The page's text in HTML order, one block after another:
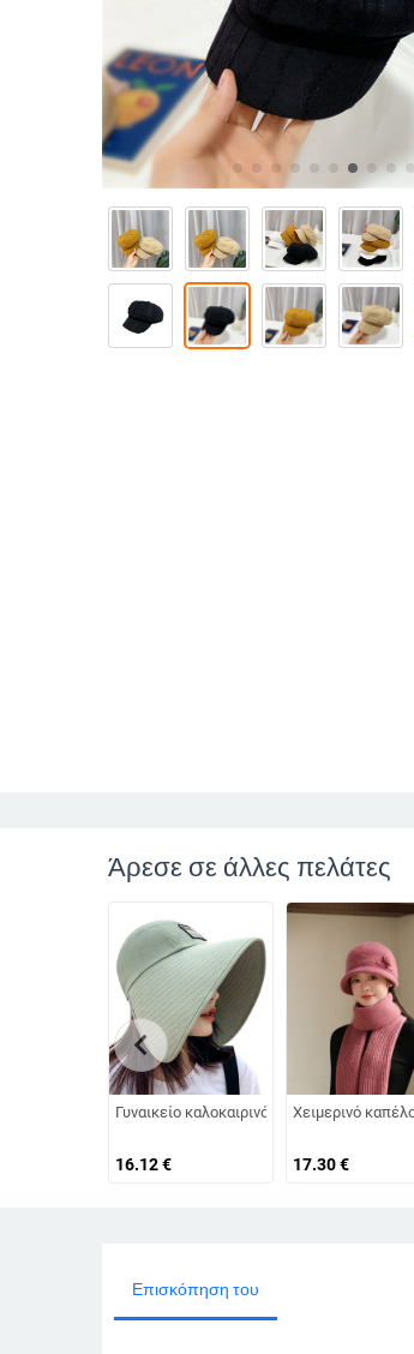
Άρεσε σε άλλες πελάτες
Γυναικείο καλοκαιρινό καπέλο με
16.12€
Χειμερινό
17.30€
chevron_left
Επισκόπηση του